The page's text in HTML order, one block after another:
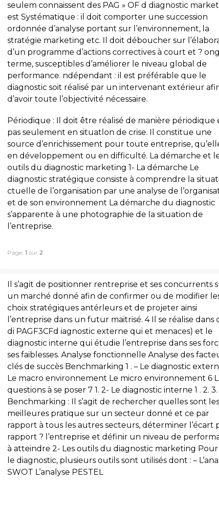
seulem connaissent des PAG » OF d diagnostic
est Systématique : il doit comporter une succession
ordonnée d’analyse portant sur l’environnement, la
stratégie marketing etc. Il doit déboucher sur
d’un programme d’actions correctives à court et ?
terme, susceptibles d’améliorer le niveau global de
performance. ndépendant : il est préférable que le
diagnostic soit réalisé par un intervenant extérieur
d’avoir toute l’objectivité nécessaire.
Périodique : Il doit être réalisé de manière périodique
pas seulement en situatlon de crise. Il constitue une
source d’enrichissement pour toute entreprise,
en développement ou en difficulté. La démarche et
outils du diagnostic marketing 1- La démarche Le
diagnostic stratégique consiste à comprendre la
ctuelle de l’organisation par une analyse de
et de son environnement La démarche du diagnostic
s’apparente à une photographie de la situation de
l’entreprise.
Page: 1 sur 2
Il s’agit de positionner rentreprise et ses concurrents
un marché donné afin de confirmer ou de modifier
choix stratégiques antérleurs et de projeter ainsi
l’entreprise dans un futur maitrisé. 4 Il se réalise dans
di PAGF3CFd iagnostic externe qui et menaces) et le
diagnostic interne qui étudie l’entreprise dans ses
ses faiblesses. Analyse fonctionnelle Analyse des
clés de succès Benchmarking 1 . – Le diagnostic
Le macro environnement Le micro environnement 6
questions à se poser 7 1. 2- Le diagnostic interne 1 . 2. 3.
Benchmarking : Il s’agit de rechercher quelles sont les
meilleures pratique sur un secteur donné et ce par
rapport à tous les autres secteurs, déterminer l’écart
rapport ? l’entreprise et définir un niveau de
à atteindre 2- Les outils du diagnostic marketing
le diagnostic, plusieurs outils sont utilisés dont : –
SWOT L’analyse PESTEL